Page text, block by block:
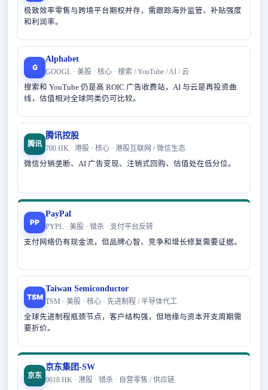
极致效率零售与跨境平台期权并存，需跟踪海外监管、补贴强度
和利润率。
G
Alphabet
GOOGL · 美股 · 核心 · 搜索 / YouTube / AI / 云
搜索和 YouTube 仍是高 ROIC 广告收费站，AI 与云是再投资曲
线，估值相对全球同类仍可比较。
腾讯
腾讯控股
700.HK · 港股 · 核心 · 港股互联网 / 微信生态
微信分销垄断、AI 广告变现、注销式回购、估值处在低分位。
PP
PayPal
PYPL · 美股 · 错杀 · 支付平台反转
支付网络仍有现金流，但品牌心智、竞争和增长修复需要证据。
TSM
Taiwan Semiconductor
TSM · 美股 · 核心 · 先进制程 / 半导体代工
全球先进制程瓶颈节点，客户结构强，但地缘与资本开支周期需
要折价。
京东
京东集团-SW
9618.HK · 港股 · 错杀 · 自营零售 / 供应链